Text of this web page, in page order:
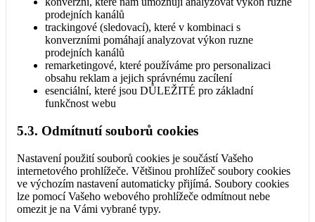
prodejních kanálů
trackingové (sledovací), které v kombinaci s
konverzními pomáhají analyzovat výkon ruzne
prodejních kanálů
remarketingové, které používáme pro personalizaci
obsahu reklam a jejich správnému zacílení
esenciální, které jsou DŮLEŽITÉ pro základní
funkčnost webu
5.3. Odmítnutí souborů cookies
Nastavení použití souborů cookies je součástí Vašeho
internetového prohlížeče. Většinou prohlížeč soubory cookies
ve výchozím nastavení automaticky přijímá. Soubory cookies
lze pomocí Vašeho webového prohlížeče odmítnout nebe
omezit je na Vámi vybrané typy.